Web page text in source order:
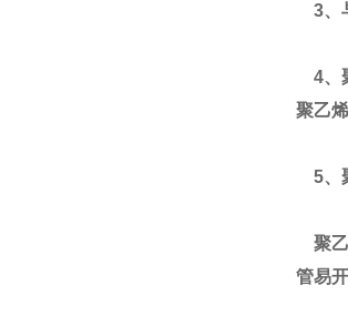
3、
4、
聚乙
5、
聚乙
管易